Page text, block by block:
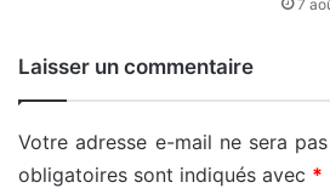
7
Laisser un commentaire
Votre adresse e-mail ne sera
obligatoires sont indiqués avec *